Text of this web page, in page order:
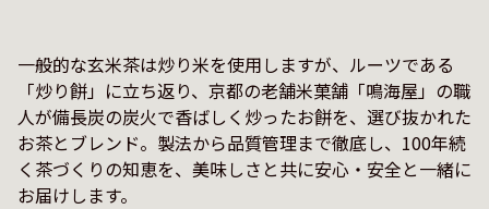
一般的な玄米茶は炒り米を使用しますが、ルーツである
「炒り餅」に立ち返り、京都の老舗米菓舗「鳴海屋」の職
人が備長炭の炭火で香ばしく炒ったお餅を、選び抜かれた
お茶とブレンド。製法から品質管理まで徹底し、100年続
く茶づくりの知恵を、美味しさと共に安心・安全と一緒に
お届けします。